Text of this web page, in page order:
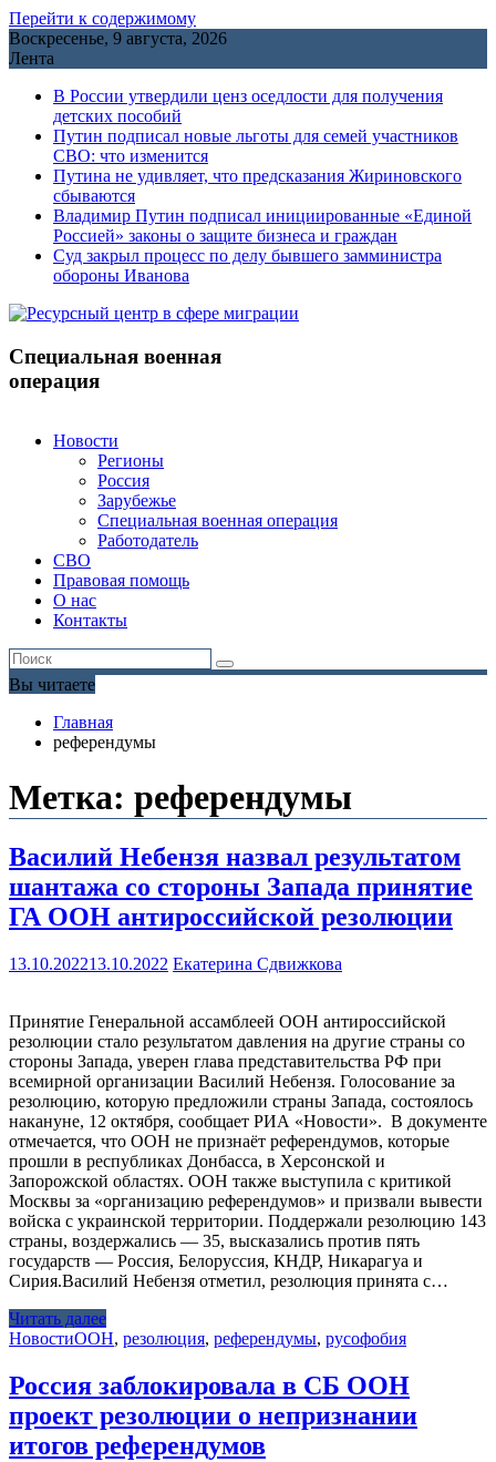
Перейти к содержимому
Воскресенье, 9 августа, 2026
Лента
В России утвердили ценз оседлости для получения
детских пособий
Путин подписал новые льготы для семей участников
СВО: что изменится
Путина не удивляет, что предсказания Жириновского
сбываются
Владимир Путин подписал инициированные «Единой
Россией» законы о защите бизнеса и граждан
Cуд закрыл процесс по делу бывшего замминистра
обороны Иванова
Специальная военная
операция
Новости
Регионы
Россия
Зарубежье
Специальная военная операция
Работодатель
СВО
Правовая помощь
О нас
Контакты
Вы читаете
Главная
референдумы
Метка: референдумы
Василий Небензя назвал результатом
шантажа со стороны Запада принятие
ГА ООН антироссийской резолюции
13.10.202213.10.2022 Екатерина Сдвижкова
Принятие Генеральной ассамблеей ООН антироссийской
резолюции стало результатом давления на другие страны со
стороны Запада, уверен глава представительства РФ при
всемирной организации Василий Небензя. Голосование за
резолюцию, которую предложили страны Запада, состоялось
накануне, 12 октября, сообщает РИА «Новости». В документе
отмечается, что ООН не признаёт референдумов, которые
прошли в республиках Донбасса, в Херсонской и
Запорожской областях. ООН также выступила с критикой
Москвы за «организацию референдумов» и призвали вывести
войска с украинской территории. Поддержали резолюцию 143
страны, воздержались — 35, высказались против пять
государств — Россия, Белоруссия, КНДР, Никарагуа и
Сирия.Василий Небензя отметил, резолюция принята с…
Читать далее
НовостиООН, резолюция, референдумы, русофобия
Россия заблокировала в СБ ООН
проект резолюции о непризнании
итогов референдумов